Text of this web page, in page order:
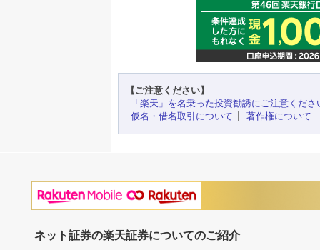
【ご注意ください】
「楽天」を名乗った投資勧誘にご注意くださ
仮名・借名取引について
著作権について
ネット証券の楽天証券についてのご紹介